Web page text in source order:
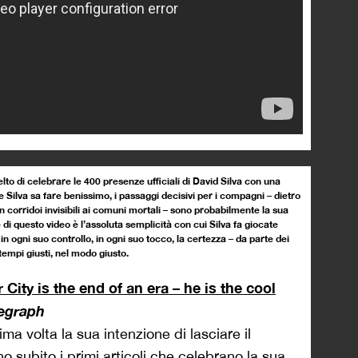
di celebrare le 400 presenze ufficiali di David Silva con una
sa fare benissimo, i passaggi decisivi per i compagni – dietro
corridoi invisibili ai comuni mortali – sono probabilmente la sua
questo video è l’assoluta semplicità con cui Silva fa giocate
ogni suo controllo, in ogni suo tocco, la certezza – da parte dei
giusti, nel modo giusto.
is the end of an era – he is the cool
volta la sua intenzione di lasciare il